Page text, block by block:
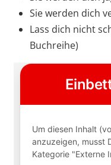
Sie werden dich
Lass dich nicht
Buchreihe)